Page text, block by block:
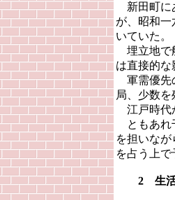
新田町に
が、昭和
いていた。
埋立地で
は直接的な
軍需優先
局、少数を
江戸時代
ともあれ
を担いな
を占う上で
2 生活